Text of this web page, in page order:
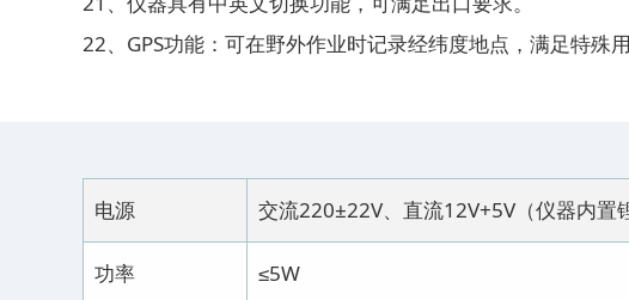
22、GPS功能：可在野外作业时记录经纬度地点，满足特殊用
电源 交流220±22V、直流12V+5V（仪器内置
功率 ≤5W